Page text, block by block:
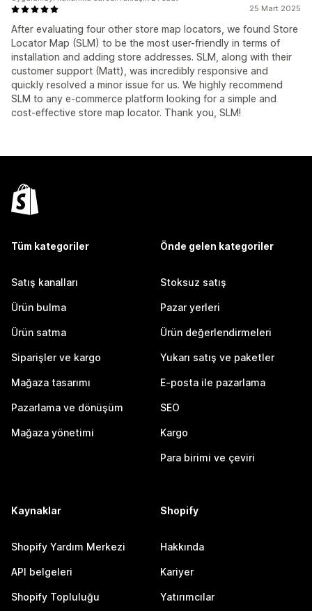
25 Mart 2025
After evaluating four other store map locators, we found Store
Locator Map (SLM) to be the most user-friendly in terms of
installation and adding store addresses. SLM, along with their
customer support (Matt), was incredibly responsive and
quickly resolved a minor issue for us. We highly recommend
SLM to any e-commerce platform looking for a simple and
cost-effective store map locator. Thank you, SLM!
Tüm kategoriler
Satış kanalları
Ürün bulma
Ürün satma
Siparişler ve kargo
Mağaza tasarımı
Pazarlama ve dönüşüm
Mağaza yönetimi
Önde gelen kategoriler
Stoksuz satış
Pazar yerleri
Ürün değerlendirmeleri
Yukarı satış ve paketler
E-posta ile pazarlama
SEO
Kargo
Para birimi ve çeviri
Kaynaklar
Shopify Yardım Merkezi
API belgeleri
Shopify Topluluğu
Shopify
Hakkında
Kariyer
Yatırımcılar